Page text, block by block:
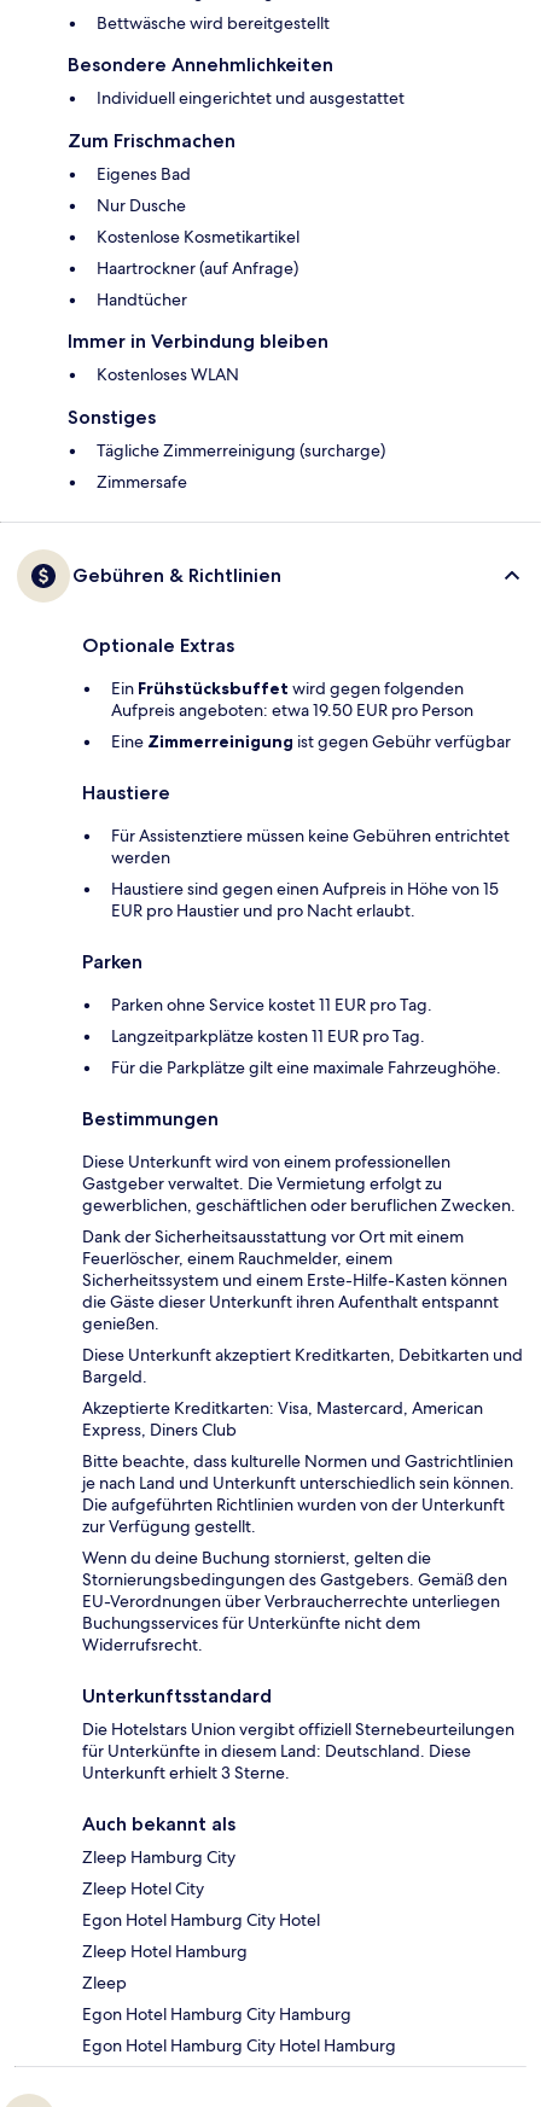
Bettwäsche wird bereitgestellt
Besondere Annehmlichkeiten
Individuell eingerichtet und ausgestattet
Zum Frischmachen
Eigenes Bad
Nur Dusche
Kostenlose Kosmetikartikel
Haartrockner (auf Anfrage)
Handtücher
Immer in Verbindung bleiben
Kostenloses WLAN
Sonstiges
Tägliche Zimmerreinigung (surcharge)
Zimmersafe
Gebühren & Richtlinien
Optionale Extras
Ein Frühstücksbuffet wird gegen folgenden
Aufpreis angeboten: etwa 19.50 EUR pro Person
Eine Zimmerreinigung ist gegen Gebühr verfügbar
Haustiere
Für Assistenztiere müssen keine Gebühren entrichtet
werden
Haustiere sind gegen einen Aufpreis in Höhe von 15
EUR pro Haustier und pro Nacht erlaubt.
Parken
Parken ohne Service kostet 11 EUR pro Tag.
Langzeitparkplätze kosten 11 EUR pro Tag.
Für die Parkplätze gilt eine maximale Fahrzeughöhe.
Bestimmungen
Diese Unterkunft wird von einem professionellen
Gastgeber verwaltet. Die Vermietung erfolgt zu
gewerblichen, geschäftlichen oder beruflichen Zwecken.
Dank der Sicherheitsausstattung vor Ort mit einem
Feuerlöscher, einem Rauchmelder, einem
Sicherheitssystem und einem Erste-Hilfe-Kasten können
die Gäste dieser Unterkunft ihren Aufenthalt entspannt
genießen.
Diese Unterkunft akzeptiert Kreditkarten, Debitkarten und
Bargeld.
Akzeptierte Kreditkarten: Visa, Mastercard, American
Express, Diners Club
Bitte beachte, dass kulturelle Normen und Gastrichtlinien
je nach Land und Unterkunft unterschiedlich sein können.
Die aufgeführten Richtlinien wurden von der Unterkunft
zur Verfügung gestellt.
Wenn du deine Buchung stornierst, gelten die
Stornierungsbedingungen des Gastgebers. Gemäß den
EU-Verordnungen über Verbraucherrechte unterliegen
Buchungsservices für Unterkünfte nicht dem
Widerrufsrecht.
Unterkunftsstandard
Die Hotelstars Union vergibt offiziell Sternebeurteilungen
für Unterkünfte in diesem Land: Deutschland. Diese
Unterkunft erhielt 3 Sterne.
Auch bekannt als
Zleep Hamburg City
Zleep Hotel City
Egon Hotel Hamburg City Hotel
Zleep Hotel Hamburg
Zleep
Egon Hotel Hamburg City Hamburg
Egon Hotel Hamburg City Hotel Hamburg